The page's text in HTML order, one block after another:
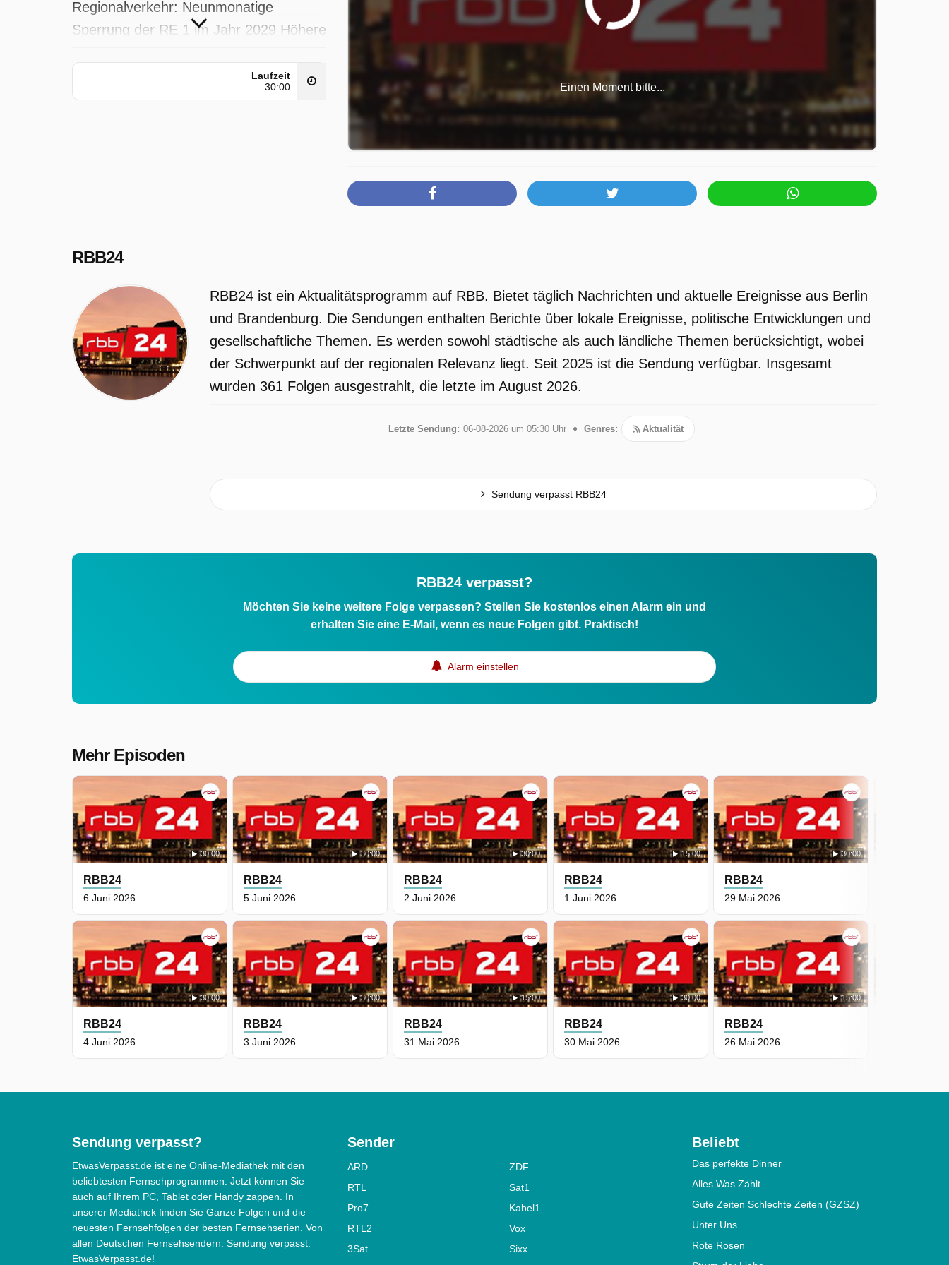
Regionalverkehr: Neunmonatige
Sperrung der RE 1 im Jahr 2029 Höhere
in kleinerer Version gebaut rbb-
Sportnachrichten Beginn der
Laufzeit
30:00
Einen Moment bitte...
RBB24
RBB24 ist ein Aktualitätsprogramm auf RBB. Bietet täglich Nachrichten und aktuelle Ereignisse aus Berlin
und Brandenburg. Die Sendungen enthalten Berichte über lokale Ereignisse, politische Entwicklungen und
gesellschaftliche Themen. Es werden sowohl städtische als auch ländliche Themen berücksichtigt, wobei
der Schwerpunkt auf der regionalen Relevanz liegt. Seit 2025 ist die Sendung verfügbar. Insgesamt
wurden 361 Folgen ausgestrahlt, die letzte im August 2026.
Letzte Sendung: 06-08-2026 um 05:30 Uhr Genres: Aktualität
Sendung verpasst RBB24
RBB24 verpasst?
Möchten Sie keine weitere Folge verpassen? Stellen Sie kostenlos einen Alarm ein und
erhalten Sie eine E-Mail, wenn es neue Folgen gibt. Praktisch!
Alarm einstellen
Mehr Episoden
30:00
RBB24
6 Juni 2026
30:00
RBB24
5 Juni 2026
30:00
RBB24
4 Juni 2026
30:00
RBB24
3 Juni 2026
30:00
RBB24
2 Juni 2026
15:00
RBB24
1 Juni 2026
15:00
RBB24
31 Mai 2026
30:00
RBB24
30 Mai 2026
30:00
RBB24
29 Mai 2026
15:00
RBB24
26 Mai 2026
Sendung verpasst?
EtwasVerpasst.de ist eine Online-Mediathek mit den
beliebtesten Fernsehprogrammen. Jetzt können Sie
auch auf Ihrem PC, Tablet oder Handy zappen. In
unserer Mediathek finden Sie Ganze Folgen und die
neuesten Fernsehfolgen der besten Fernsehserien. Von
allen Deutschen Fernsehsendern. Sendung verpasst:
EtwasVerpasst.de!
Sender
ARD
ZDF
RTL
Sat1
Pro7
Kabel1
RTL2
Vox
3Sat
Sixx
Beliebt
Das perfekte Dinner
Alles Was Zählt
Gute Zeiten Schlechte Zeiten (GZSZ)
Unter Uns
Rote Rosen